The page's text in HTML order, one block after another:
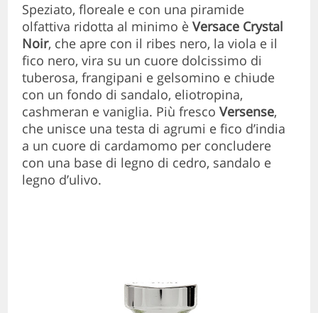
Speziato, floreale e con una piramide
olfattiva ridotta al minimo èVersace Crystal
Noir, che apre con il ribes nero, la viola e il
fico nero, vira su un cuore dolcissimo di
tuberosa, frangipani e gelsomino e chiude
con un fondo di sandalo, eliotropina,
cashmeran e vaniglia. Più frescoVersense,
che unisce una testa di agrumi e fico d’india
a un cuore di cardamomo per concludere
con una base di legno di cedro, sandalo e
legno d’ulivo.